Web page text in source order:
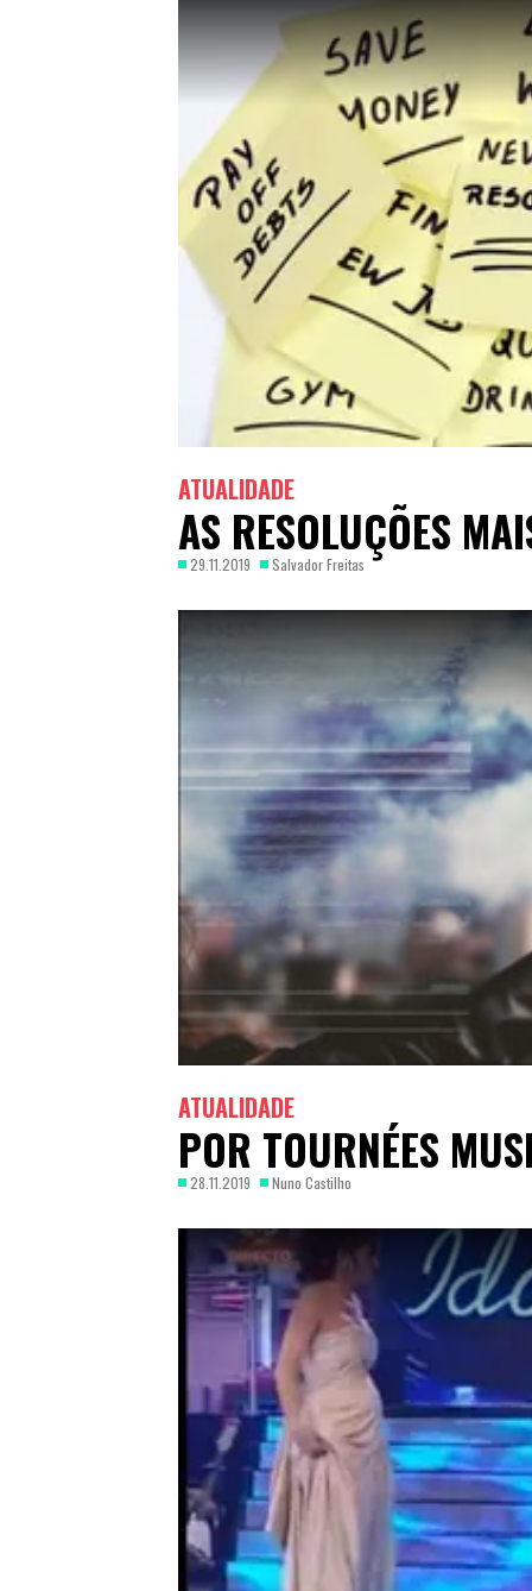
ATUALIDADE
AS RESOLUÇÕES
29.11.2019 Salvador Freitas
ATUALIDADE
POR TOURNÉES
28.11.2019 Nuno Castilho